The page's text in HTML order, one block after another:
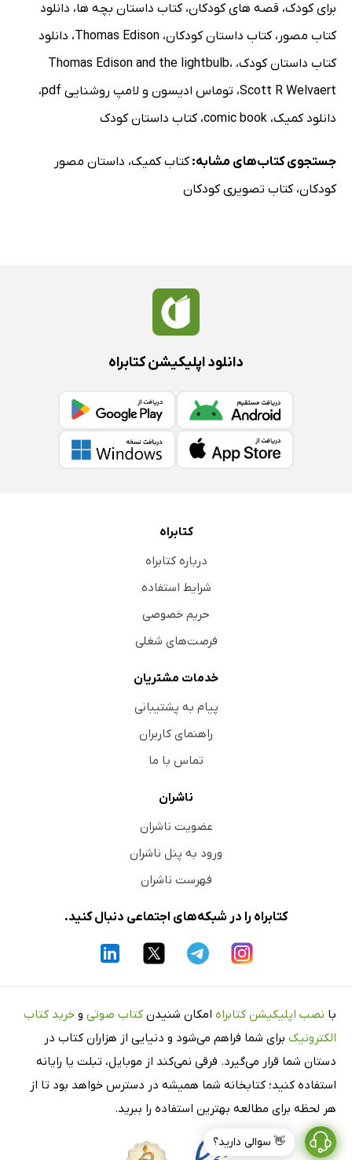
برای کودک، قصه های کودکان،کتاب داستان بچه ها، دانلود
کتاب مصور ،کتاب داستان کودکان، Thomas Edison، دانلود
کتاب داستان کودک، Thomas Edison and the lightbulb‬،
Scott R Welvaert، توماس ادیسون و لامپ روشنایی pdf
،
دانلود کمیک، comic book،کتاب داستان کودک
جستجوی کتاب‌های مشابه:کتاب کمیک، داستان مصور
کودکان،کتاب تصویری کودکان
👋 سوالی دارید؟
دانلود اپلیکیشن کتابراه
کتابراه
درباره کتابراه
شرایط استفاده
حریم خصوصی
فرصت‌های شغلی
خدمات مشتریان
پیام به پشتیبانی
راهنمای کاربران
تماس با ما
ناشران
عضویت ناشران
ورود به پنل ناشران
فهرست ناشران
کتابراه را در شبکه‌های اجتماعی دنبال کنید.
با نصب اپلیکیشن کتابراه امکان شنیدن کتاب صوتی و خرید کتاب
الکترونیک برای شما فراهم می‌شود و دنیایی از هزاران کتاب در
دستان شما قرار می‌گیرد. فرقی نمی‌کند از موبایل، تبلت یا رایانه
استفاده کنید؛ کتابخانه شما همیشه در دسترس خواهد بود تا از
هر لحظه برای مطالعه بهترین استفاده را ببرید.